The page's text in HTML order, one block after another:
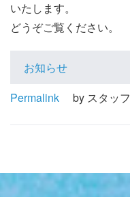
いたします。
どうぞご覧ください。
お知らせ
Permalink
by スタッフ